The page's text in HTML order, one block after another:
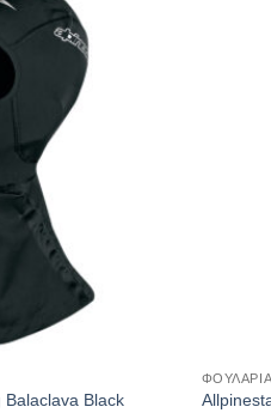
Balaclava Black
ΦΟΥΛΑΡΙΑ